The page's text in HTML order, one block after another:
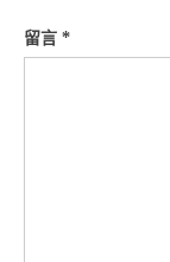
留言 *